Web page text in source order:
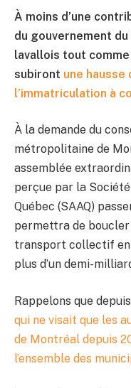
À moins d’une
du gouvernement
lavallois tout
subiront une hausse
l’immatriculation à
À la demande du
métropolitaine de
assemblée
perçue par la
Québec (SAAQ)
permettra de
transport collectif
plus d’un demi-
Rappelons que
qui ne visait que les
de Montréal depuis
l’ensemble des